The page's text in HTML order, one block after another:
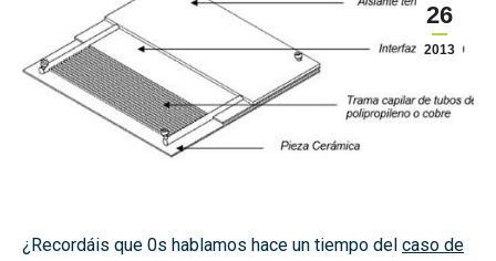
26
2013
¿Recordáis que 0s hablamos hace un tiempo del caso de